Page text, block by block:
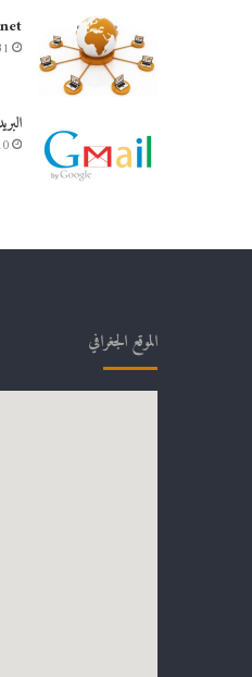
31
10
الموقع الجغرافي